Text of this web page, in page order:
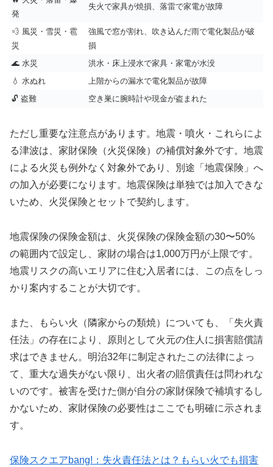
発
失火で家具が焼損、落雷で家電が故障
💨 風災・雪災・雹
災
強風で窓が割れ、吹き込んだ雨で電化製品が破
損
🌊 水災
洪水・床上浸水で家具・家電が水没
💧 水ぬれ
上階からの漏水で電化製品が故障
🔓 盗難
空き巣に腕時計や現金が盗まれた
ただし重要な注意点があります。地震・噴火・これらによ
る津波は、家財保険（火災保険）の補償対象外です。地震
による火災も例外なく対象外であり、別途「地震保険」へ
の加入が必要になります。地震保険は単独では加入できな
いため、火災保険とセットで契約します。
地震保険の保険金額は、火災保険の保険金額の30〜50%
の範囲内で設定し、家財の場合は1,000万円が上限です。
地震リスクの高いエリアに住む入居者には、この点をしっ
かり案内することが大切です。
また、もらい火（隣家からの類焼）についても、「失火責
任法」の存在により、原則として火元の住人に損害賠償請
求はできません。明治32年に制定されたこの法律によっ
て、重大な過失がない限り、出火者の賠償責任は問われな
いのです。被害を受けた側が自分の家財保険で補填するし
かないため、家財保険の必要性はここでも明確に示されま
す。
保険スクエアbang!：失火責任法とは？もらい火でも損害